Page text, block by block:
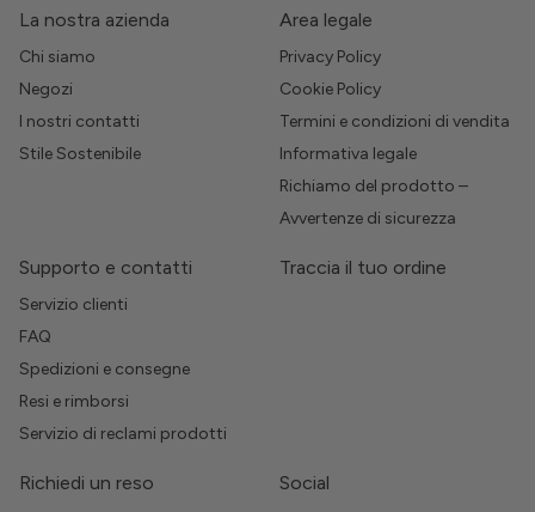
La nostra azienda
Chi siamo
Negozi
I nostri contatti
Stile Sostenibile
Area legale
Privacy Policy
Cookie Policy
Termini e condizioni di vendita
Informativa legale
Richiamo del prodotto –
Avvertenze di sicurezza
Supporto e contatti
Servizio clienti
FAQ
Spedizioni e consegne
Resi e rimborsi
Servizio di reclami prodotti
Traccia il tuo ordine
Richiedi un reso Social